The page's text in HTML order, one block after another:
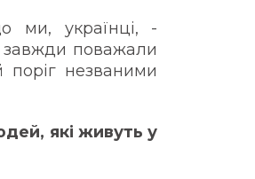
ми, українці, -
завжди поважали
незваними
які живуть у